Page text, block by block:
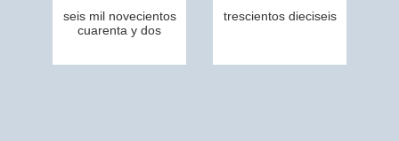
seis mil novecientos
cuarenta y dos
trescientos dieciseis